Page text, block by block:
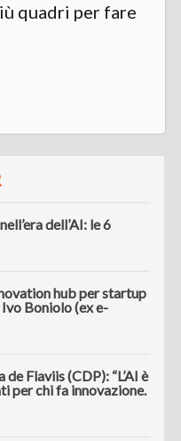
quadri per fare
dell’AI: le 6
hub per startup
Boniolo (ex e-
Flaviis (CDP): “L’AI è
per chi fa innovazione.